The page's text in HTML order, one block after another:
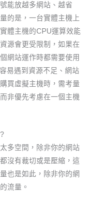
能放越多網站、越省
的是，一台實體主機上
體主機的CPU運算效能
源會更受限制，如果在
網站運作時都需要使用
易遇到資源不足、網站
買虛擬主機時，需考量
非優先考慮在一個主機
多空間，除非你的網站
沒有裁切或是壓縮，這
也是如此，除非你的網
流量。